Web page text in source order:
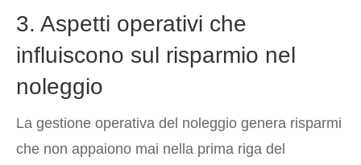
3. Aspetti operativi che
influiscono sul risparmio nel
noleggio
La gestione operativa del noleggio genera risparmi
che non appaiono mai nella prima riga del